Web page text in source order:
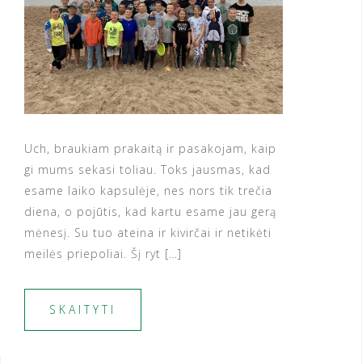
Uch, braukiam prakaitą ir pasakojam, kaip
gi mums sekasi toliau. Toks jausmas, kad
esame laiko kapsulėje, nes nors tik trečia
diena, o pojūtis, kad kartu esame jau gerą
mėnesį. Su tuo ateina ir kivirčai ir netikėti
meilės priepoliai. Šį ryt […]
SKAITYTI